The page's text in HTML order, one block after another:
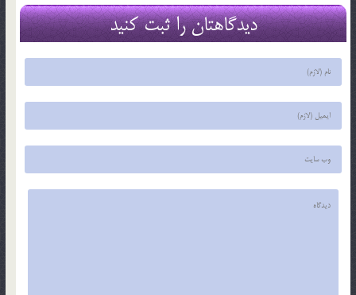
دیدگاهتان را ثبت کنید